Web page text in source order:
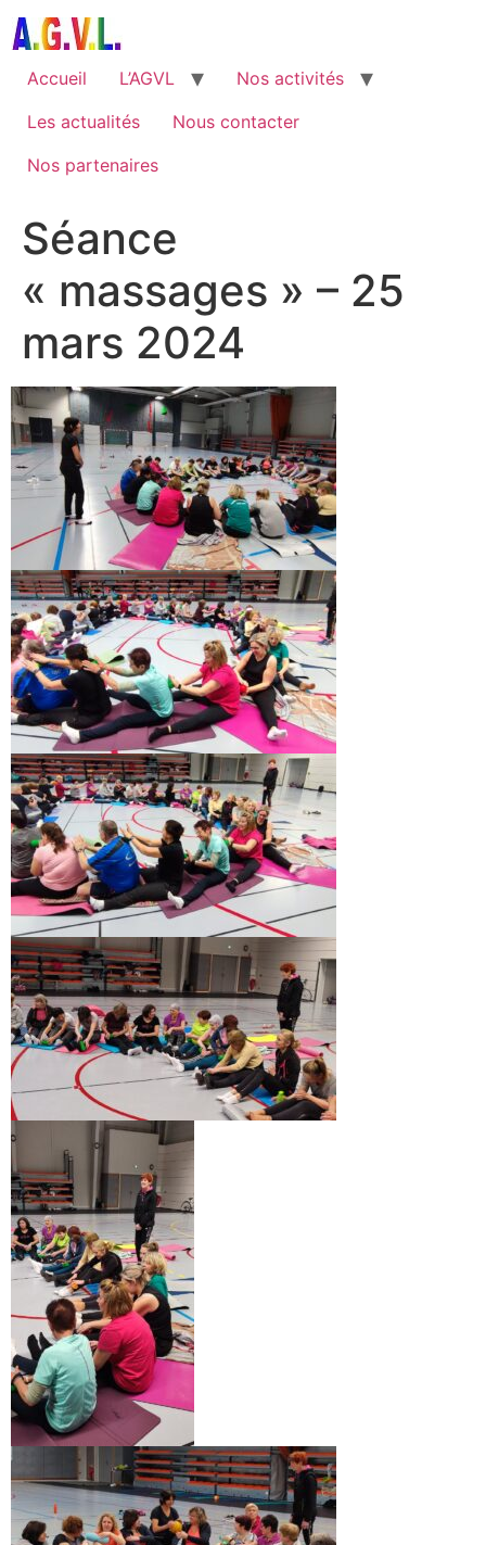
Aller
au
Accueil L’AGVL
Nos activités
Les actualités
Nous contacter
Nos partenaires
Séance
« massages » – 25
mars 2024